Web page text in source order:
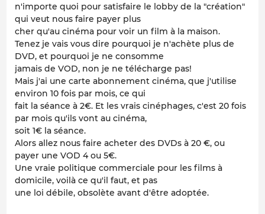
n'importe quoi pour satisfaire le lobby de la "création"
qui veut nous faire payer plus
cher qu'au cinéma pour voir un film à la maison.
Tenez je vais vous dire pourquoi je n'achète plus de
DVD, et pourquoi je ne consomme
jamais de VOD, non je ne télécharge pas!
Mais j'ai une carte abonnement cinéma, que j'utilise
environ 10 fois par mois, ce qui
fait la séance à 2€. Et les vrais cinéphages, c'est 20 fois
par mois qu'ils vont au cinéma,
soit 1€ la séance.
Alors allez nous faire acheter des DVDs à 20 €, ou
payer une VOD 4 ou 5€.
Une vraie politique commerciale pour les films à
domicile, voilà ce qu'il faut, et pas
une loi débile, obsolète avant d'être adoptée.